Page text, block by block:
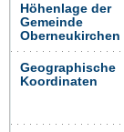
Höhenlage der
Gemeinde
Oberneukirchen
Geographische
Koordinaten